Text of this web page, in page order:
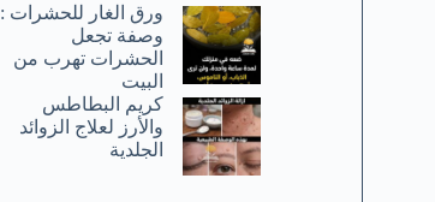
ورق الغار للحشرات :
وصفة تجعل
الحشرات تهرب من
البيت
كريم البطاطس
والأرز لعلاج الزوائد
الجلدية